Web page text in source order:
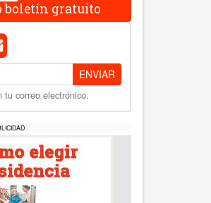
boletín gratuito
ENVIAR
tu correo electrónico.